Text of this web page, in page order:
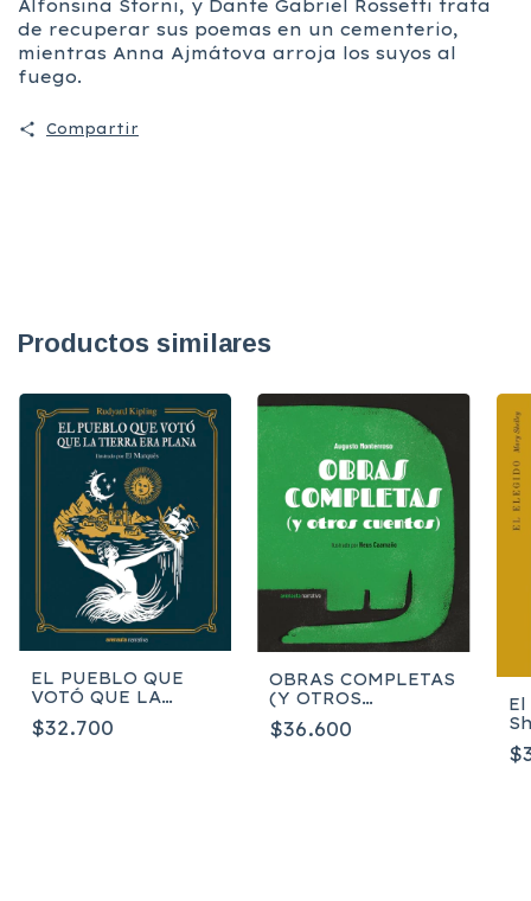
Alfonsina Storni, y Dante Gabriel Rossetti trata
de recuperar sus poemas en un cementerio,
mientras Anna Ajmátova arroja los suyos al
fuego.
Compartir
Productos similares
EL PUEBLO QUE
VOTÓ QUE LA
TIERRA ERA PLANA
- Rudyard Kipling
$32.700
OBRAS COMPLETAS
(Y OTROS
CUENTOS) -
AUGUSTO
$36.600
El